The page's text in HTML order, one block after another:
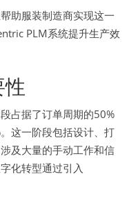
助服装制造商实现这一
PLM系统提升生产效
占据了订单周期的50%
这一阶段包括设计、打
及大量的手动工作和信
化转型通过引入